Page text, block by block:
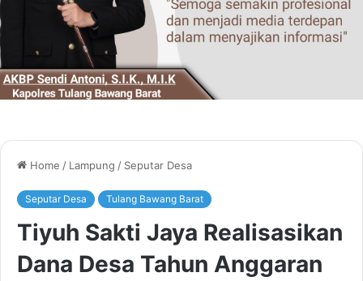
Home / Lampung / Seputar Desa
Seputar Desa Tulang Bawang Barat
Tiyuh Sakti Jaya Realisasikan
Dana Desa Tahun Anggaran